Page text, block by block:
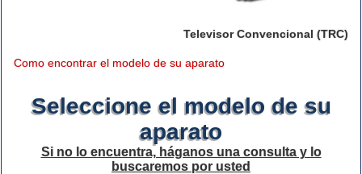
Televisor Convencional (TRC)
Como encontrar el modelo de su aparato
Seleccione el modelo de su
aparato
Si no lo encuentra, háganos una consulta y lo
buscaremos por usted